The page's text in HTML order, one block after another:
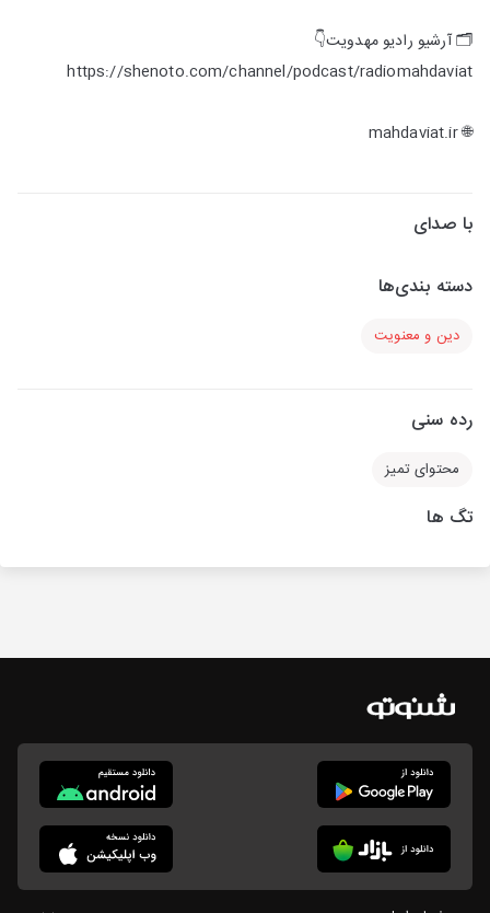
🗂 آرشیو رادیو مهدویت👇
https://shenoto.com/channel/podcast/radiomahdaviat
🌐 mahdaviat.ir
با صدای
دسته بندی‌ها
دین و معنویت
رده سنی
محتوای تمیز
تگ ها